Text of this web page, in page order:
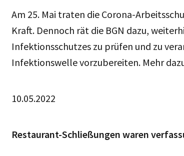
Am 25. Mai traten die Corona-
Kraft. Dennoch rät die BGN dazu,
Infektionsschutzes zu prüfen und zu
Infektionswelle vorzubereiten. Mehr
10.05.2022
Restaurant-Schließungen waren